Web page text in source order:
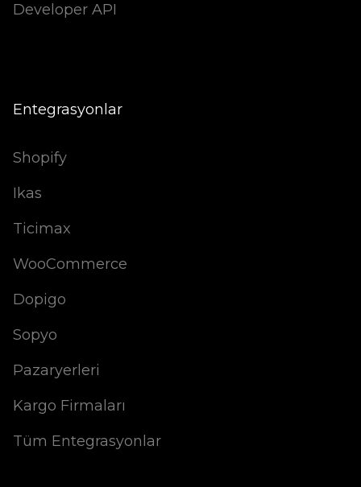
Developer API
Entegrasyonlar
Shopify
Ikas
Ticimax
WooCommerce
Dopigo
Sopyo
Pazaryerleri
Kargo Firmaları
Tüm Entegrasyonlar